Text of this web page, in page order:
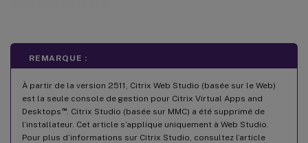
REMARQUE :
À partir de la version 2511, Citrix Web Studio (basée sur le Web)
est la seule console de gestion pour Citrix Virtual Apps and
Desktops ™. Citrix Studio (basée sur MMC) a été supprimé de
l’installateur. Cet article s’applique uniquement à Web Studio.
Pour plus d’informations sur Citrix Studio, consultez l’article